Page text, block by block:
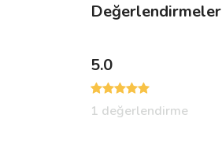
Değerlendirmeler
5.0
1 değerlendirme